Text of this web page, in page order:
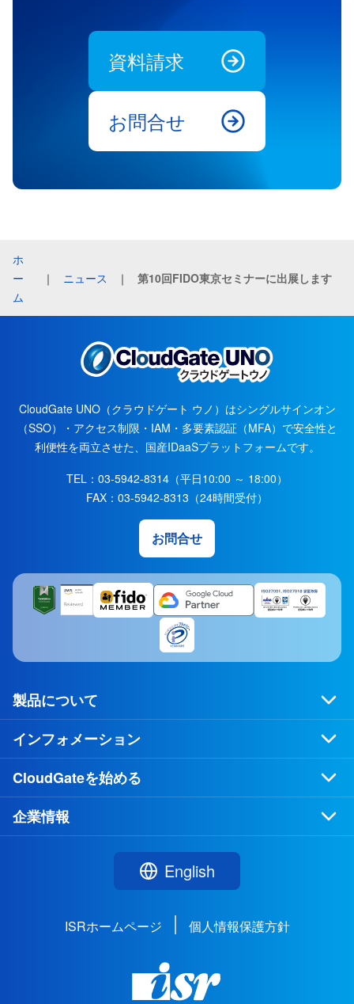
資料請求
お問合せ
ホ
ー
ム
｜ ニュース ｜ 第10回FIDO東京セミナーに出展します
CloudGate UNO（クラウドゲート ウノ）はシングルサインオン
（SSO）・アクセス制限・IAM・多要素認証（MFA）で安全性と
利便性を両立させた、国産IDaaSプラットフォームです。
TEL： 03-5942-8314 （平日10:00 ～ 18:00）
FAX： 03-5942-8313 （24時間受付）
お問合せ
製品について
インフォメーション
CloudGateを始める
企業情報
English
ISRホームページ 個人情報保護方針